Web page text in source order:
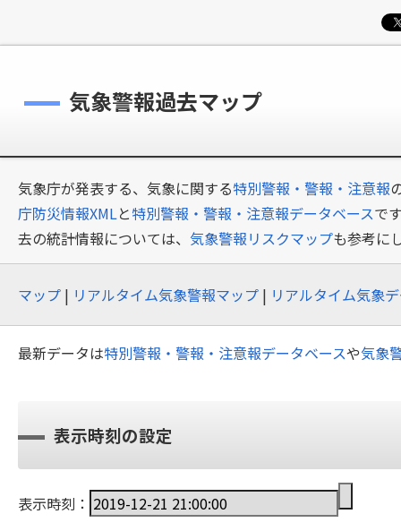
気象警報過去マップ
気象庁が発表する、気象に関する特別警報・警報・注意報
庁防災情報XMLと特別警報・警報・注意報データベースで
去の統計情報については、 気象警報リスクマップも参考に
マップ | リアルタイム気象警報マップ | リアルタイム気象
最新データは特別警報・警報・注意報データベースや気象
表示時刻の設定
表示時刻：